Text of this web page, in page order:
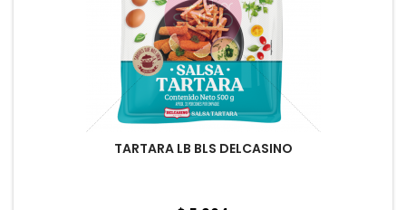
TARTARA LB BLS DELCASINO